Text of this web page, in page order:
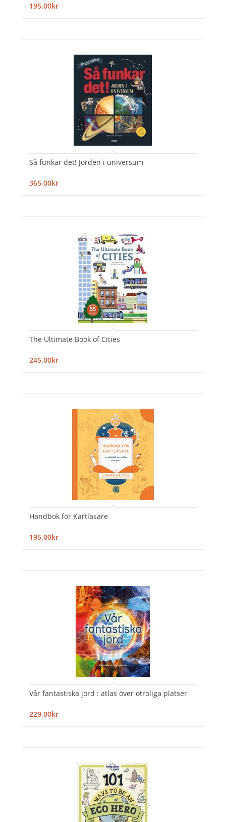
195,00kr
Så funkar det! Jorden i universum
365,00kr
The Ultimate Book of Cities
245,00kr
Handbok för Kartläsare
195,00kr
Vår fantastiska jord : atlas över otroliga platser
229,00kr